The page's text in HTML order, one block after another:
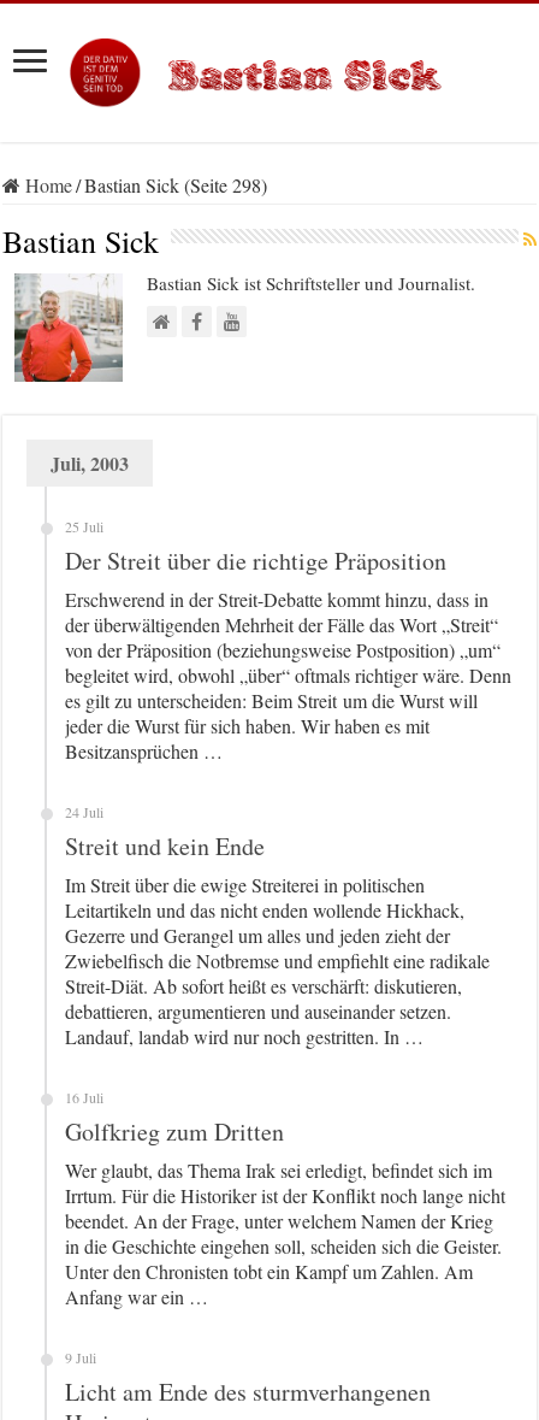
Home/Bastian Sick (Seite 298)
Bastian Sick
Bastian Sick ist Schriftsteller und Journalist.
Juli, 2003
25 Juli
Der Streit über die richtige Präposition
Erschwerend in der Streit-Debatte kommt hinzu, dass in
der überwältigenden Mehrheit der Fälle das Wort „Streit“
von der Präposition (beziehungsweise Postposition) „um“
begleitet wird, obwohl „über“ oftmals richtiger wäre. Denn
es gilt zu unterscheiden: Beim Streit um die Wurst will
jeder die Wurst für sich haben. Wir haben es mit
Besitzansprüchen …
24 Juli
Streit und kein Ende
Im Streit über die ewige Streiterei in politischen
Leitartikeln und das nicht enden wollende Hickhack,
Gezerre und Gerangel um alles und jeden zieht der
Zwiebelfisch die Notbremse und empfiehlt eine radikale
Streit-Diät. Ab sofort heißt es verschärft: diskutieren,
debattieren, argumentieren und auseinander setzen.
Landauf, landab wird nur noch gestritten. In …
16 Juli
Golfkrieg zum Dritten
Wer glaubt, das Thema Irak sei erledigt, befindet sich im
Irrtum. Für die Historiker ist der Konflikt noch lange nicht
beendet. An der Frage, unter welchem Namen der Krieg
in die Geschichte eingehen soll, scheiden sich die Geister.
Unter den Chronisten tobt ein Kampf um Zahlen. Am
Anfang war ein …
9 Juli
Licht am Ende des sturmverhangenen